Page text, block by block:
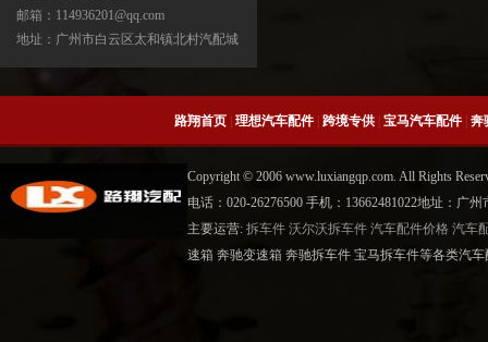
邮箱：114936201@qq.com
地址：广州市白云区太和镇北村汽配城
路翔首页 理想汽车配件 跨境专供 宝马汽车配件 奔
Copyright © 2006 www.luxiangqp.com. All Rights
电话：020-26276500 手机：13662481022地址：广
主要运营: 拆车件 沃尔沃拆车件 汽车配件价格 汽车
速箱 奔驰变速箱 奔驰拆车件 宝马拆车件等各类汽车